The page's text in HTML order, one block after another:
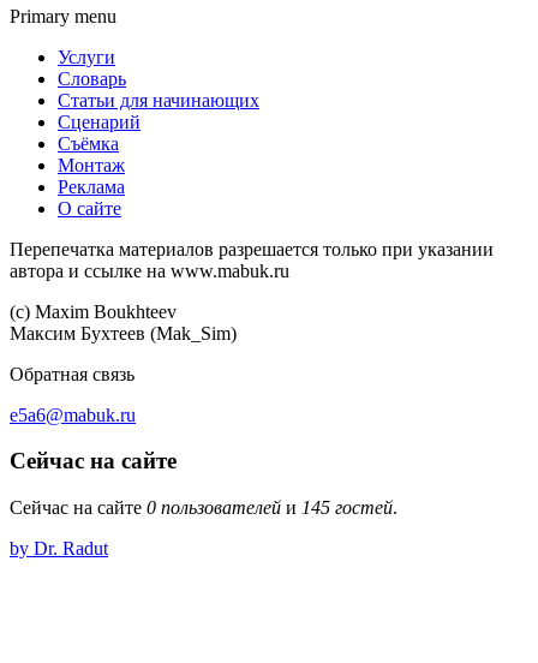
Primary menu
Услуги
Словарь
Статьи для начинающих
Сценарий
Съёмка
Монтаж
Реклама
О сайте
Перепечатка материалов разрешается только при указании
автора и ссылке на www.mabuk.ru
(c) Maхim Boukhteev
Максим Бухтеев (Mak_Sim)
Обратная связь
e5a6@mabuk.ru
Сейчас на сайте
Сейчас на сайте 0 пользователей и 145 гостей.
by Dr. Radut